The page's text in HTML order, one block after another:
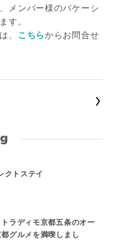
メンバー様のバケーシ
す。
、 こちらからお問合せ
クトステイ
トラディモ京都五条のオー
グルメを満喫しまし